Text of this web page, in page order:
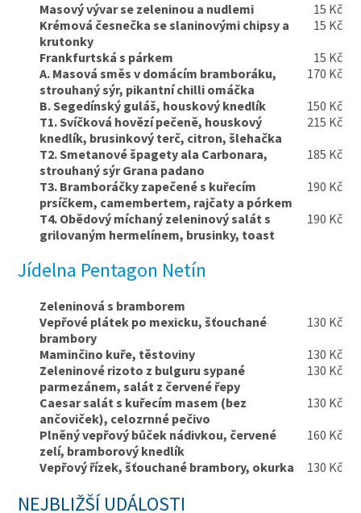
Masový vývar se zeleninou a nudlemi
15 Kč
Krémová česnečka se slaninovými chipsy a
krutonky
15 Kč
Frankfurtská s párkem
15 Kč
A. Masová směs v domácím bramboráku,
strouhaný sýr, pikantní chilli omáčka
170 Kč
B. Segedínský guláš, houskový knedlík
150 Kč
T1. Svíčková hovězí pečeně, houskový
knedlík, brusinkový terč, citron, šlehačka
215 Kč
T2. Smetanové špagety ala Carbonara,
strouhaný sýr Grana padano
185 Kč
T3. Bramboráčky zapečené s kuřecím
prsíčkem, camembertem, rajčaty a pórkem
190 Kč
T4. Obědový míchaný zeleninový salát s
grilovaným hermelínem, brusinky, toast
190 Kč
Jídelna Pentagon Netín
Zeleninová s bramborem
Vepřové plátek po mexicku, šťouchané
brambory
130 Kč
Maminčino kuře, těstoviny
130 Kč
Zeleninové rizoto z bulguru sypané
parmezánem, salát z červené řepy
130 Kč
Caesar salát s kuřecím masem (bez
ančoviček), celozrnné pečivo
130 Kč
Plněný vepřový bůček nádivkou, červené
zelí, bramborový knedlík
160 Kč
Vepřový řízek, šťouchané brambory, okurka
130 Kč
NEJBLIŽŠÍ UDÁLOSTI